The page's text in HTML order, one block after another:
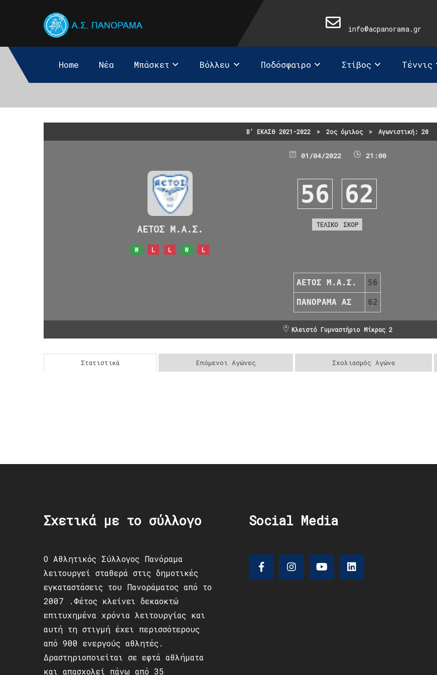
info@acpanorama.gr
Home Νέα Μπάσκετ Βόλλευ Ποδόσφαιρο Στίβος Τέννις
Β’ ΕΚΑΣΘ 2021-2022 > 2ος όμιλος > Αγωνιστική: 20
01/04/2022 21:00
ΑΕΤΟΣ Μ.Α.Σ.
W L L W L
56 62
ΤΕΛΙΚΟ ΣΚΟΡ
ΑΕΤΟΣ Μ.Α.Σ. 56
ΠΑΝΟΡΑΜΑ ΑΣ 62
Κλειστό Γυμναστήριο Μίκρας 2
Στατιστικά Επόμενοι Αγώνες Σχολιασμός Αγώνα
Σχετικά με το σύλλογο
Ο Αθλητικός Σύλλογος Πανόραμα
λειτουργεί σταθερά στις δημοτικές
εγκαταστάσεις του Πανοράματος από το
2007 .Φέτος κλείνει δεκαοκτώ
επιτυχημένα χρόνια λειτουργίας και
αυτή τη στιγμή έχει περισσότερους
από 900 ενεργούς αθλητές.
Δραστηριοποιείται σε εφτά αθλήματα
και απασχολεί πάνω από 35
Social Media